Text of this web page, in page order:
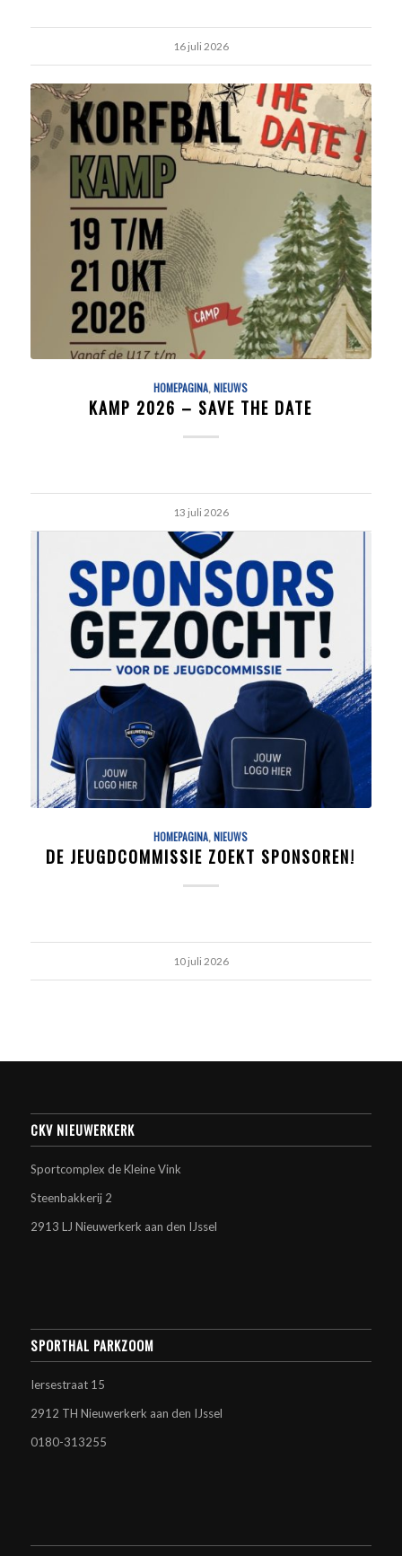
16 juli 2026
HOMEPAGINA,NIEUWS
KAMP 2026 – SAVE THE DATE
13 juli 2026
HOMEPAGINA,NIEUWS
DE JEUGDCOMMISSIE ZOEKT SPONSOREN!
10 juli 2026
CKV NIEUWERKERK
Sportcomplex de Kleine Vink
Steenbakkerij 2
2913 LJ Nieuwerkerk aan den IJssel
SPORTHAL PARKZOOM
Iersestraat 15
2912 TH Nieuwerkerk aan den IJssel
0180-313255